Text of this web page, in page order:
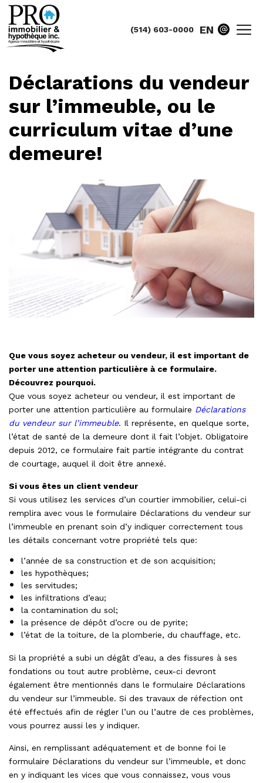
(514) 603-0000 EN
Déclarations du vendeur
sur l’immeuble, ou le
curriculum vitae d’une
demeure!
Que vous soyez acheteur ou vendeur, il est important de
porter une attention particulière à ce formulaire.
Découvrez pourquoi.
Que vous soyez acheteur ou vendeur, il est important de
porter une attention particulière au formulaire Déclarations
du vendeur sur l’immeuble. Il représente, en quelque sorte,
l’état de santé de la demeure dont il fait l’objet. Obligatoire
depuis 2012, ce formulaire fait partie intégrante du contrat
de courtage, auquel il doit être annexé.
Si vous êtes un client vendeur
Si vous utilisez les services d’un courtier immobilier, celui-ci
remplira avec vous le formulaire Déclarations du vendeur sur
l’immeuble en prenant soin d’y indiquer correctement tous
les détails concernant votre propriété tels que:
l’année de sa construction et de son acquisition;
les hypothèques;
les servitudes;
les infiltrations d’eau;
la contamination du sol;
la présence de dépôt d’ocre ou de pyrite;
l’état de la toiture, de la plomberie, du chauffage, etc.
Si la propriété a subi un dégât d’eau, a des fissures à ses
fondations ou tout autre problème, ceux-ci devront
également être mentionnés dans le formulaire Déclarations
du vendeur sur l’immeuble. Si des travaux de réfection ont
été effectués afin de régler l’un ou l’autre de ces problèmes,
vous pourrez aussi les y indiquer.
Ainsi, en remplissant adéquatement et de bonne foi le
formulaire Déclarations du vendeur sur l’immeuble, et donc
en y indiquant les vices que vous connaissez, vous vous